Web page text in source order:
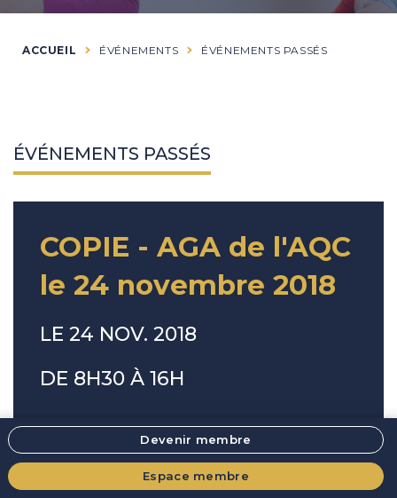
Devenir membre
Espace membre
ACCUEIL ÉVÉNEMENTS ÉVÉNEMENTS PASSÉS
ÉVÉNEMENTS PASSÉS
COPIE - AGA de l'AQC
le 24 novembre 2018
LE 24 NOV. 2018
DE 8H30 À 16H
LIEU
Hôpital Pierre Le-Gardeur, Salle B2-412
911, Montée des Pionniers
J6V 1S8